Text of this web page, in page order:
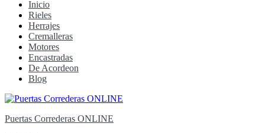
Inicio
Rieles
Herrajes
Cremalleras
Motores
Encastradas
De Acordeon
Blog
Puertas Correderas ONLINE